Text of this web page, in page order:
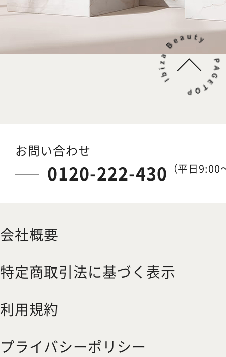
お問い合わせ
0120-222-430 （平日
会社概要
特定商取引法に基づく表示
利用規約
プライバシーポリシー